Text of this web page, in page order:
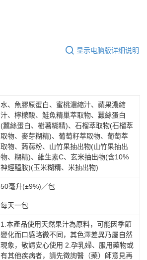
显示电脑版详细说明
水、魚膠原蛋白、蜜桃濃縮汁、蘋果濃縮
汁、檸檬酸、鮭魚精巢萃取物、蠶絲蛋白
(蠶絲蛋白、樹薯糊精)、石榴萃取物(石榴萃
取物、麥芽糊精)、葡萄籽萃取物、葡萄萃
取物、蒟蒻粉、山竹果抽出物(山竹果抽出
物、糊精)、維生素C、玄米抽出物(含10%
神經醯胺)(玉米糊精、米抽出物)
50毫升(±9%)／包
每天一包
1.本產品使用天然果汁為原料，可能因季節
變化而口感略微不同，其色澤差異乃屬自然
現象，敬請安心使用 2.孕乳婦、服用藥物或
有其他疾病者，請先徵詢醫（藥）師意見再